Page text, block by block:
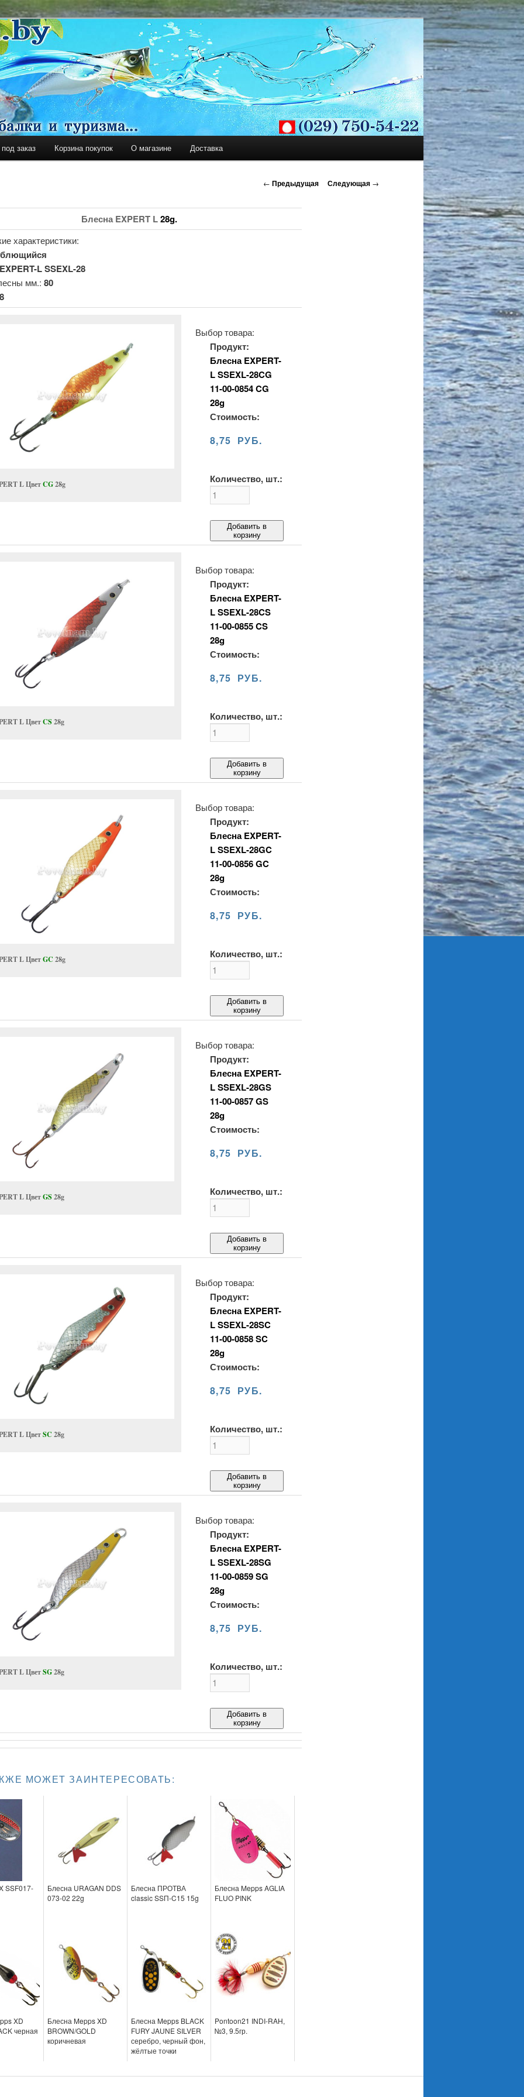
содержимому
заказ Корзина покупок О магазине Доставка
← Предыдущая Следующая →
Блесна EXPERT L28g.
характеристики:
L SSEXL-28
мм.: 80
L ЦветCG28g
Выбор товара:
Продукт:
Блесна EXPERT-
L SSEXL-28CG
11-00-0854 CG
28g
Стоимость:
8,75 РУБ.
Количество, шт.:
Добавить в
корзину
L ЦветCS28g
Выбор товара:
Продукт:
Блесна EXPERT-
L SSEXL-28CS
11-00-0855 CS
28g
Стоимость:
8,75 РУБ.
Количество, шт.:
Добавить в
корзину
L ЦветGC 28g
Выбор товара:
Продукт:
Блесна EXPERT-
L SSEXL-28GC
11-00-0856 GC
28g
Стоимость:
8,75 РУБ.
Количество, шт.:
Добавить в
корзину
L ЦветGS28g
Выбор товара:
Продукт:
Блесна EXPERT-
L SSEXL-28GS
11-00-0857 GS
28g
Стоимость:
8,75 РУБ.
Количество, шт.:
Добавить в
корзину
L ЦветSC 28g
Выбор товара:
Продукт:
Блесна EXPERT-
L SSEXL-28SC
11-00-0858 SC
28g
Стоимость:
8,75 РУБ.
Количество, шт.:
Добавить в
корзину
L ЦветSG28g
Выбор товара:
Продукт:
Блесна EXPERT-
L SSEXL-28SG
11-00-0859 SG
28g
Стоимость:
8,75 РУБ.
Количество, шт.:
Добавить в
корзину
МОЖЕТ ЗАИНТЕРЕСОВАТЬ:
SSF017-
Блесна URAGAN DDS
073-02 22g
Блесна ПРОТВА
classic SSП-C15 15g
Блесна Mepps AGLIA
FLUO PINK
XD
черная
Блесна Mepps XD
BROWN/GOLD
коричневая
Блесна Mepps BLACK
FURY JAUNE SILVER
серебро, черный фон,
жёлтые точки
Pontoon21 INDI-RAH,
№3, 9.5гр.